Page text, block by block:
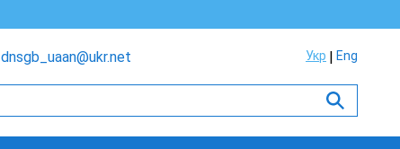
dnsgb_uaan@ukr.net Укр Eng